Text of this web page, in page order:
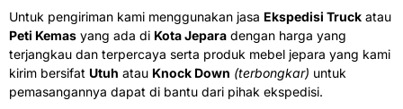
Untuk pengiriman kami menggunakan jasa Ekspedisi Truck atau
Peti Kemas yang ada di Kota Jepara dengan harga yang
terjangkau dan terpercaya serta produk mebel jepara yang kami
kirim bersifat Utuh atau Knock Down (terbongkar) untuk
pemasangannya dapat di bantu dari pihak ekspedisi.